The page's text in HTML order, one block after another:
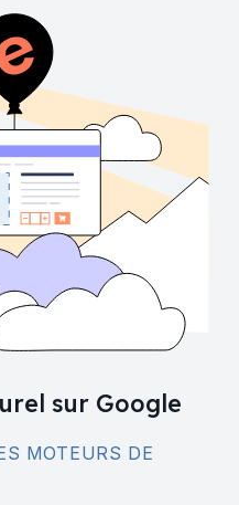
sur Google
MOTEURS DE